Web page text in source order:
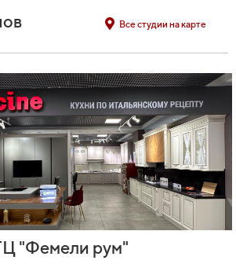
Все студии на карте
"Фемели рум"